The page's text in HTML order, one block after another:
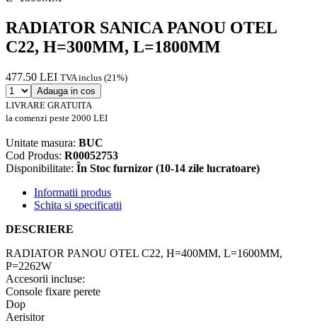
RADIATOR SANICA PANOU OTEL
C22, H=300MM, L=1800MM
477.50 LEI TVA inclus (21%)
Adauga in cos
LIVRARE GRATUITA
la comenzi peste 2000 LEI
Unitate masura: BUC
Cod Produs: R00052753
Disponibilitate: În Stoc furnizor (10-14 zile lucratoare)
Informatii produs
Schita si specificatii
DESCRIERE
RADIATOR PANOU OTEL C22, H=400MM, L=1600MM,
P=2262W
Accesorii incluse:
Console fixare perete
Dop
Aerisitor